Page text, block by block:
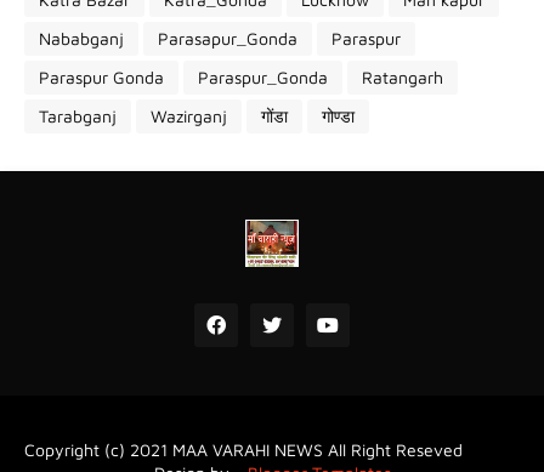
Nababganj
Parasapur_Gonda
Paraspur
Paraspur Gonda
Paraspur_Gonda
Ratangarh
Tarabganj
Wazirganj गोंडा गोण्डा
Copyright (c) 2021 MAA VARAHI NEWS All Right Reseved